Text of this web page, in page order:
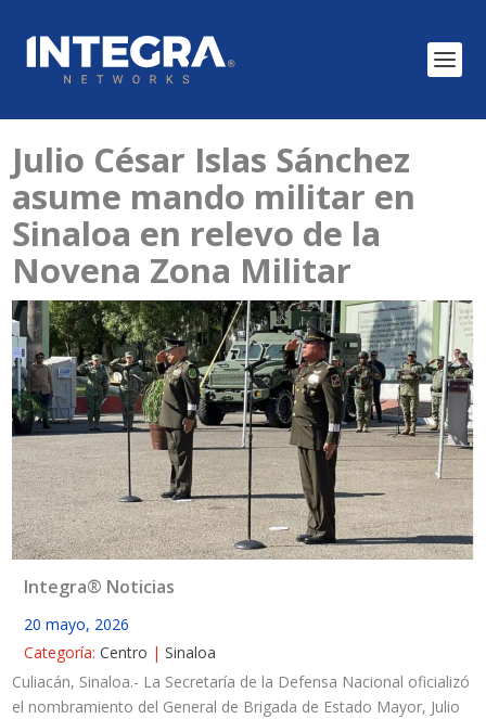
Julio César Islas Sánchez
asume mando militar en
Sinaloa en relevo de la
Novena Zona Militar
Integra® Noticias
20 mayo, 2026
Categoría:Centro |Sinaloa
Culiacán, Sinaloa.- La Secretaría de la Defensa Nacional oficializó
el nombramiento del General de Brigada de Estado Mayor, Julio